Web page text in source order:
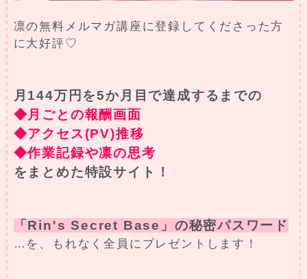
凛の無料メルマガ講座に登録してくださった方
に大好評♡
月144万円を5か月目で達成するまでの
◆月ごとの報酬画面
◆アクセス(PV)推移
◆作業記録や凛の思考
をまとめた特設サイト！
「Rin's Secret Base」の秘密パスワード
…を、もれなく全員にプレゼントします！